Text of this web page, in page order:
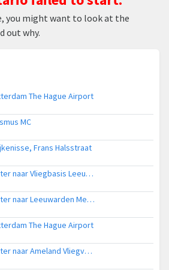
you might want to look at the
out why.
The Hague Airport
MC
Frans Halsstraat
Ambulancehelikopter naar Vliegbasis Leeuwarden
Ambulancehelikopter naar Leeuwarden Medical Center Heliport
The Hague Airport
Ambulancehelikopter naar Ameland Vliegveld Ballum